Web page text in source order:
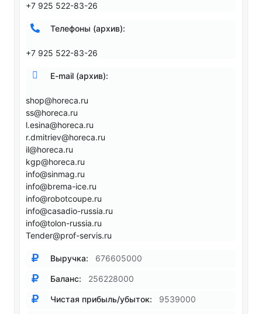
+7 925 522-83-26
Телефоны (архив):
+7 925 522-83-26
E-mail (архив):
shop@horeca.ru
ss@horeca.ru
l.esina@horeca.ru
r.dmitriev@horeca.ru
il@horeca.ru
kgp@horeca.ru
info@sinmag.ru
info@brema-ice.ru
info@robotcoupe.ru
info@casadio-russia.ru
info@tolon-russia.ru
Tender@prof-servis.ru
Выручка: 676605000
Баланс: 256228000
Чистая прибыль/убыток: 9539000